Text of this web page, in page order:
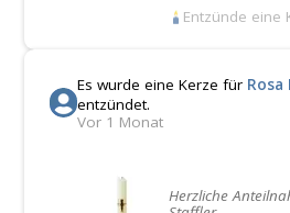
Entzünde eine
Es wurde eine Kerze für Rosa
entzündet.
Vor 1 Monat
Herzliche